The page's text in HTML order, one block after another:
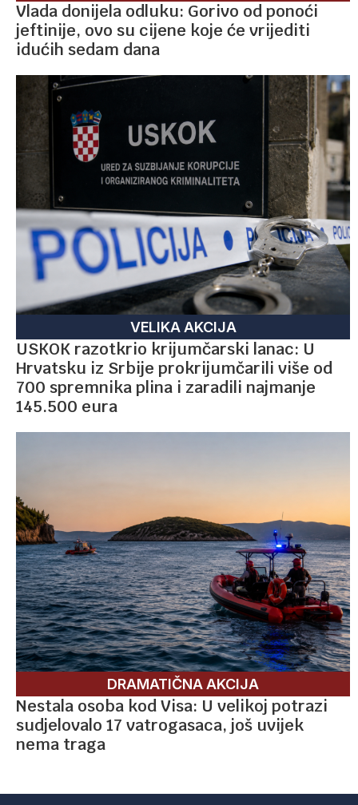
Vlada donijela odluku: Gorivo od ponoći
jeftinije, ovo su cijene koje će vrijediti
idućih sedam dana
VELIKA AKCIJA
USKOK razotkrio krijumčarski lanac: U
Hrvatsku iz Srbije prokrijumčarili više od
700 spremnika plina i zaradili najmanje
145.500 eura
DRAMATIČNA AKCIJA
Nestala osoba kod Visa: U velikoj potrazi
sudjelovalo 17 vatrogasaca, još uvijek
nema traga